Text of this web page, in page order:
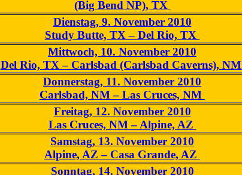
(Big Bend NP), TX
Dienstag, 9. November 2010
Study Butte, TX – Del Rio, TX
Mittwoch, 10. November 2010
Del Rio, TX – Carlsbad (Carlsbad Caverns), NM
Donnerstag, 11. November 2010
Carlsbad, NM – Las Cruces, NM
Freitag, 12. November 2010
Las Cruces, NM – Alpine, AZ
Samstag, 13. November 2010
Alpine, AZ – Casa Grande, AZ
Sonntag, 14. November 2010